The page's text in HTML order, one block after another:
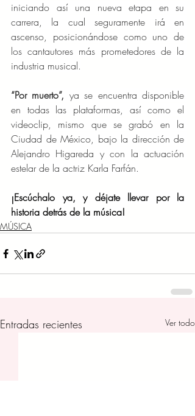
iniciando así una nueva etapa en su
carrera, la cual seguramente irá en
ascenso, posicionándose como uno de
los cantautores más prometedores de la
industria musical.
“Por muerto”, ya se encuentra disponible
en todas las plataformas, así como el
videoclip, mismo que se grabó en la
Ciudad de México, bajo la dirección de
Alejandro Higareda y con la actuación
estelar de la actriz Karla Farfán.
¡Escúchalo ya, y déjate llevar por la
historia detrás de la música!
MÚSICA
Entradas recientes Ver todo